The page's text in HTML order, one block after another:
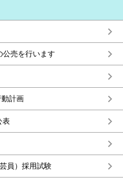
公売を行います
計画
表
員）採用試験